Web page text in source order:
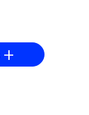
+